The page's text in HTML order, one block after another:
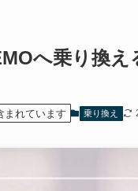
へ乗り換
まれています 乗り換え